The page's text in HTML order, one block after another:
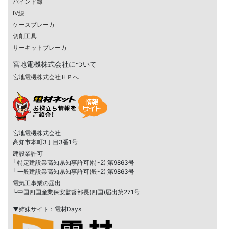
IV線
ケースブレーカ
切削工具
サーキットブレーカ
宮地電機株式会社について
宮地電機株式会社ＨＰへ
宮地電機株式会社
高知市本町3丁目3番1号
建設業許可
└特定建設業高知県知事許可(特-2) 第9863号
└一般建設業高知県知事許可(般-2) 第9863号
電気工事業の届出
└中国四国産業保安監督部長(四国)届出第271号
▼姉妹サイト：電材Days